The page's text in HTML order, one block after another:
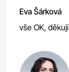
Eva Šárková
vše OK, děkuji